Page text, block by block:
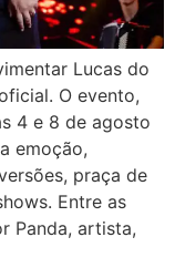
Lucas do
O evento,
4 e 8 de agosto
emoção,
praça de
Entre as
Panda, artista,